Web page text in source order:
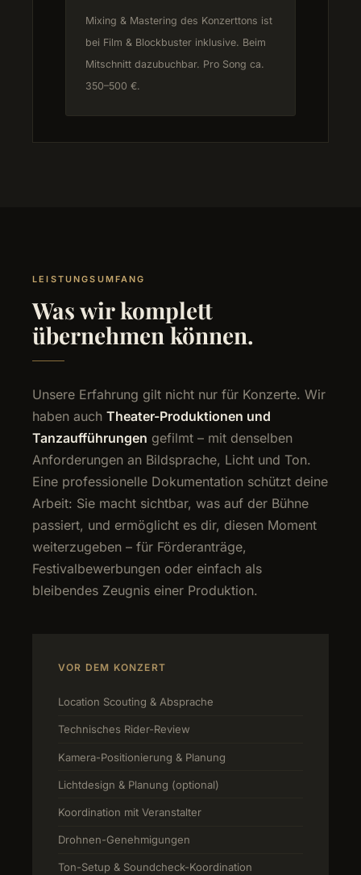
Mixing & Mastering des Konzerttons ist
bei Film & Blockbuster inklusive. Beim
Mitschnitt dazubuchbar. Pro Song ca.
350–500 €.
LEISTUNGSUMFANG
Was wir komplett
übernehmen können.
Unsere Erfahrung gilt nicht nur für Konzerte. Wir
haben auch Theater-Produktionen und
Tanzaufführungen gefilmt – mit denselben
Anforderungen an Bildsprache, Licht und Ton.
Eine professionelle Dokumentation schützt deine
Arbeit: Sie macht sichtbar, was auf der Bühne
passiert, und ermöglicht es dir, diesen Moment
weiterzugeben – für Förderanträge,
Festivalbewerbungen oder einfach als
bleibendes Zeugnis einer Produktion.
VOR DEM KONZERT
Location Scouting & Absprache
Technisches Rider-Review
Kamera-Positionierung & Planung
Lichtdesign & Planung (optional)
Koordination mit Veranstalter
Drohnen-Genehmigungen
Ton-Setup & Soundcheck-Koordination